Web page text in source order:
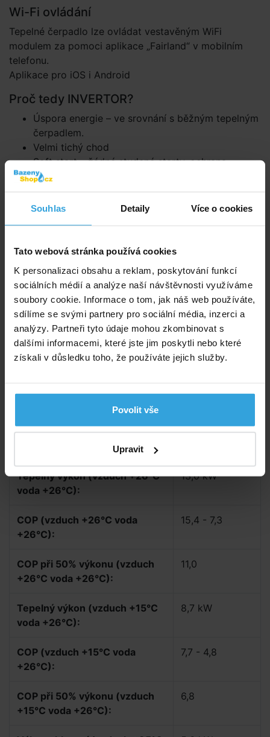
Souhlas Detaily Více o cookies
Tato webová stránka používá cookies
K personalizaci obsahu a reklam, poskytování funkcí
sociálních médií a analýze naší návštěvnosti využíváme
soubory cookie. Informace o tom, jak náš web používáte,
sdílíme se svými partnery pro sociální média, inzerci a
analýzy. Partneři tyto údaje mohou zkombinovat s
dalšími informacemi, které jste jim poskytli nebo které
získali v důsledku toho, že používáte jejich služby.
Povolit vše
Upravit
Wi-Fi ovládání
Tepelné čerpadlo lze ovládat vestavěným WiFi
modulem za pomoci aplikace „Fairland“ v mobilním
telefonu.
Aplikace pro iOS i Android
Proč tedy INVERTOR?
Úspora energie – ve srovnání s běžným tepelným
čerpadlem.
Velmi tichý chod
Soft start – žádné studené starty, ochrana
elektrického rozvodu
Konstantní teplota vody
Rychlejší ohřev
Orientační princip chodu během 180dní
plavecké sezóny
Prvních zhruba 5dnů, kdy invertor ohřívá vodu z nízké
teploty na požadovanou, využívá 100% svého výkonu
jako klasické tepelné čerpadlo. V následujících
175dnech udržuje požadovanou teplotu a pracuje na
měně než 50% svého výkonu v závislosti na
provozních podmínkách.
3 roky na tepelné čerpadlo
10 let na kompresor a výměník
Tepelný výkon (vzduch +26°C
voda +26°C):
13,0 kW
COP (vzduch +26°C voda
+26°C):
15,4 - 7,3
COP při 50% výkonu (vzduch
+26°C voda +26°C):
11,0
Tepelný výkon (vzduch +15°C
voda +26°C):
8,7 kW
COP (vzduch +15°C voda
+26°C):
7,7 - 4,8
COP při 50% výkonu (vzduch
+15°C voda +26°C):
6,8